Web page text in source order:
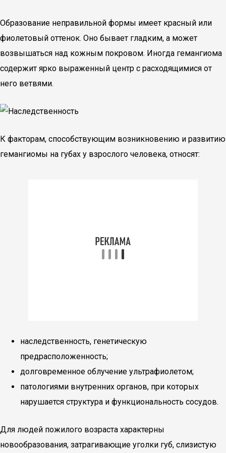
Образование неправильной формы имеет красный или
фиолетовый оттенок. Оно бывает гладким, а может
возвышаться над кожным покровом. Иногда гемангиома
содержит ярко выраженный центр с расходящимися от
него ветвями.
К факторам, способствующим возникновению и развитию
гемангиомы на губах у взрослого человека, относят:
наследственность, генетическую
предрасположенность;
долговременное облучение ультрафиолетом;
патологиями внутренних органов, при которых
нарушается структура и функциональность сосудов.
Для людей пожилого возраста характерны
новообразования, затрагивающие уголки губ, слизистую